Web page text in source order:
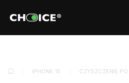
IPHONE 15 CZYSZCZENIE